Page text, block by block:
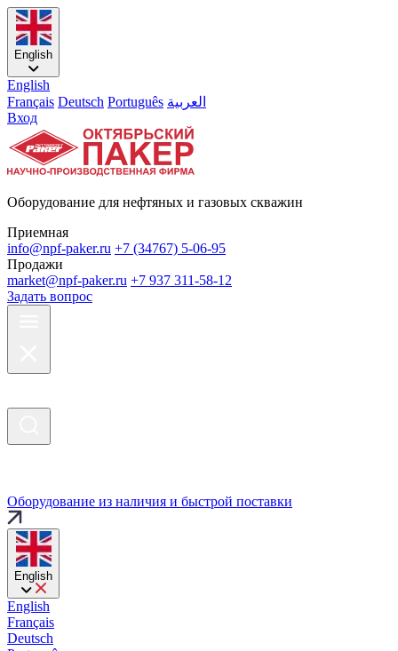
English
English
Français Deutsch Português العربية
Вход
Оборудование для нефтяных и газовых скважин
Приемная
info@npf-paker.ru +7 (34767) 5-06-95
Продажи
market@npf-paker.ru +7 937 311-58-12
Задать вопрос
Оборудование из наличия и быстрой поставки
English
English
Français
Deutsch